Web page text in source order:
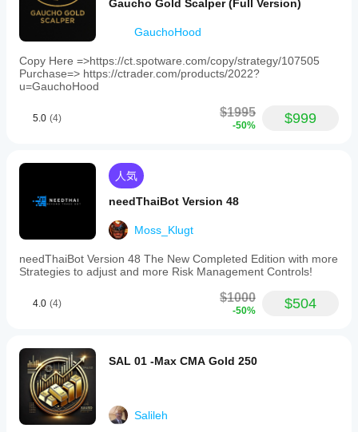
Gaucho Gold Scalper (Full Version)
GauchoHood
Copy Here =>https://ct.spotware.com/copy/strategy/107505
Purchase=> https://ctrader.com/products/2022?
u=GauchoHood
5.0 (4) $1995
-50% $999
人気
needThaiBot Version 48
Moss_Klugt
needThaiBot Version 48 The New Completed Edition with more
Strategies to adjust and more Risk Management Controls!
4.0 (4) $1000
-50% $504
SAL 01 -Max CMA Gold 250
Salileh